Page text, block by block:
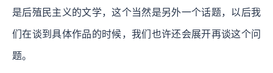
是后殖民主义的文学，这个当然是另外一个话题，以后我
们在谈到具体作品的时候，我们也许还会展开再谈这个问
题。